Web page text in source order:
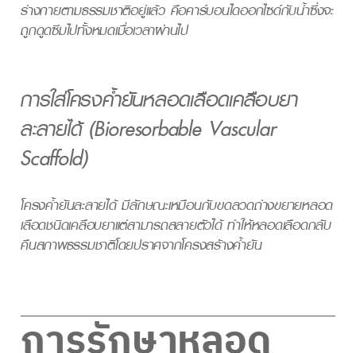
ร่างกายตามธรรมชาติอยู่แล้ว คือคาร์บอนไดออกไซด์กับน้ำซึ่งจะ
ถูกดูดซึมไปทั้งหมดเมื่อเวลาผ่านไป
การใส่โครงค้ำยันหลอดเลือดเคลือบยา
ละลายได้ (Bioresorbable Vascular
Scaffold)
โครงค้ำยันละลายได้ มีลักษณะเหมือนกับขดลวดถ่างขยายหลอด
เลือดชนิดเคลือบยาแต่สามารถสลายตัวได้ ทำให้หลอดเลือดกลับ
คืนสภาพธรรมชาติโดยปราศจากโครงสร้างค้ำยัน